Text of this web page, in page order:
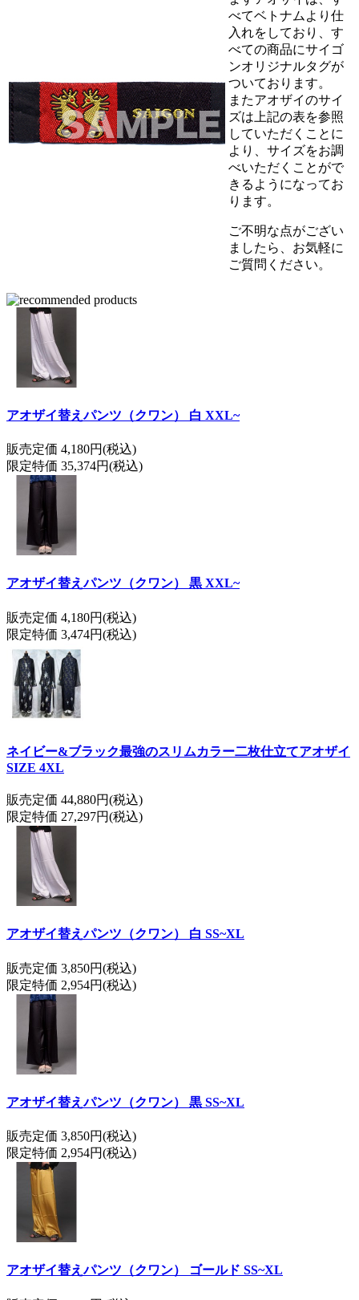
べてベトナムより仕
入れをしており、す
べての商品にサイゴ
ンオリジナルタグが
ついております。
またアオザイのサイ
ズは上記の表を参照
していただくことに
より、サイズをお調
べいただくことがで
きるようになってお
ります。
ご不明な点がござい
ましたら、お気軽に
ご質問ください。
アオザイ替えパンツ（クワン） 白 XXL~
販売定価 4,180円(税込)
限定特価 35,374円(税込)
アオザイ替えパンツ（クワン） 黒 XXL~
販売定価 4,180円(税込)
限定特価 3,474円(税込)
ネイビー&ブラック最強のスリムカラー二枚仕立てアオザイ
SIZE 4XL
販売定価 44,880円(税込)
限定特価 27,297円(税込)
アオザイ替えパンツ（クワン） 白 SS~XL
販売定価 3,850円(税込)
限定特価 2,954円(税込)
アオザイ替えパンツ（クワン） 黒 SS~XL
販売定価 3,850円(税込)
限定特価 2,954円(税込)
アオザイ替えパンツ（クワン） ゴールド SS~XL